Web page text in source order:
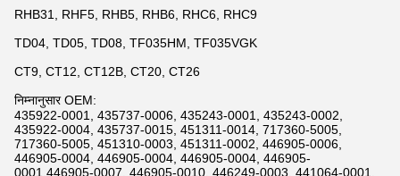
RHB31, RHF5, RHB5, RHB6, RHC6, RHC9
TD04, TD05, TD08, TF035HM, TF035VGK
CT9, CT12, CT12B, CT20, CT26
निम्नानुसार OEM:
435922-0001, 435737-0006, 435243-0001, 435243-0002,
435922-0004, 435737-0015, 451311-0014, 717360-5005,
717360-5005, 451310-0003, 451311-0002, 446905-0006,
446905-0004, 446905-0004, 446905-0004, 446905-
0001,446905-0007, 446905-0010, 446249-0003, 441064-0001,